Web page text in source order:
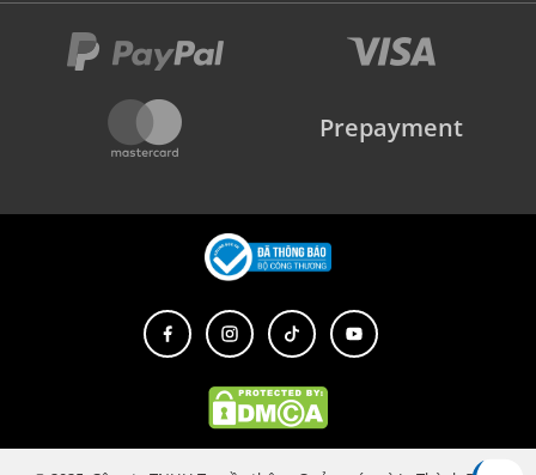
Prepayment